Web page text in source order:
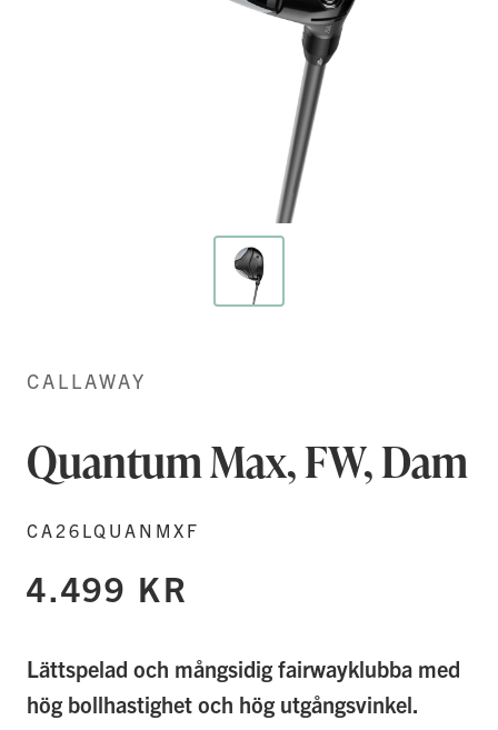
Quantum Max, FW, Dam
CALLAWAY
CA26LQUANMXF
4.499 KR
Lättspelad och mångsidig fairwayklubba med
hög bollhastighet och hög utgångsvinkel.
början
av